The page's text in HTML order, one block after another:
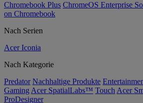
Chromebook Plus ChromeOS Enterprise
on Chromebook
Nach Serien
Acer Iconia
Nach Kategorie
Predator Nachhaltige Produkte
Gaming Acer SpatialLabs™ Touch Acer
ProDesigner